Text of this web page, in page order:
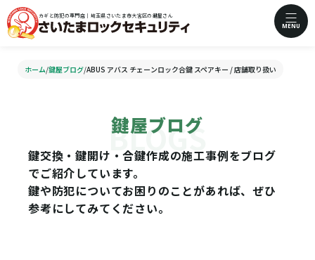
カギと防犯の専門店｜埼玉県さいたま市大宮区の鍵屋さん
MENU
ホーム/鍵屋ブログ/ABUS アバス チェーンロック合鍵 スペアキー / 店舗取り扱い
鍵屋ブログ
鍵交換・鍵開け・合鍵作成の施工事例をブログ
でご紹介しています。
鍵や防犯についてお困りのことがあれば、ぜひ
参考にしてみてください。